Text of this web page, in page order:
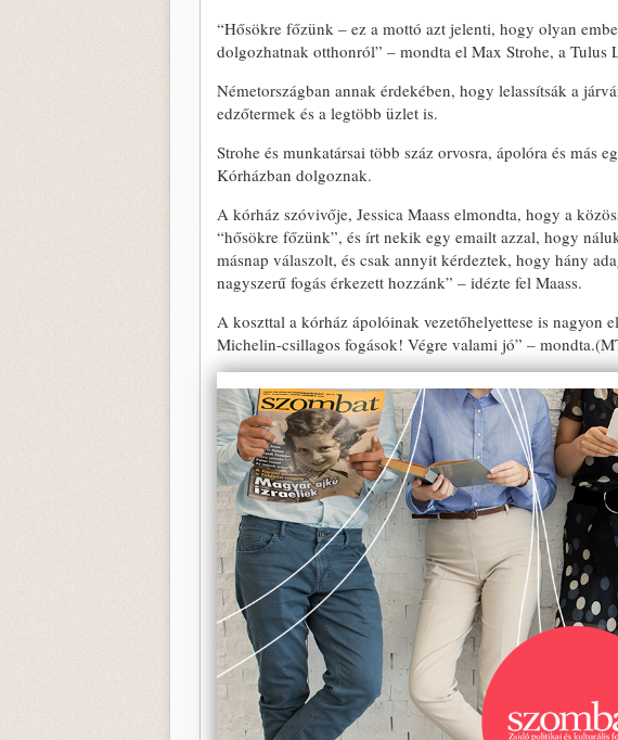
“Hősökre főzünk – ez a mottó azt jelenti, hogy olyan
dolgozhatnak otthonról” – mondta el Max Strohe, a Tulus
Németországban annak érdekében, hogy lelassítsák a
edzőtermek és a legtöbb üzlet is.
Strohe és munkatársai több száz orvosra, ápolóra és más
Kórházban dolgoznak.
A kórház szóvivője, Jessica Maass elmondta, hogy a
“hősökre főzünk”, és írt nekik egy emailt azzal, hogy
másnap válaszolt, és csak annyit kérdeztek, hogy hány
nagyszerű fogás érkezett hozzánk” – idézte fel Maass.
A koszttal a kórház ápolóinak vezetőhelyettese is nagyon
Michelin-csillagos fogások! Végre valami jó” –